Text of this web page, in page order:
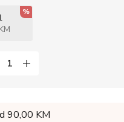
%
90,00 KM